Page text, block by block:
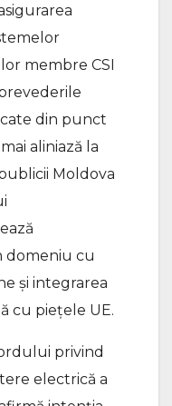
membre CSI
din punct
aliniază la
Moldova
domeniu cu
și integrarea
cu piețele UE.
privind
electrică a